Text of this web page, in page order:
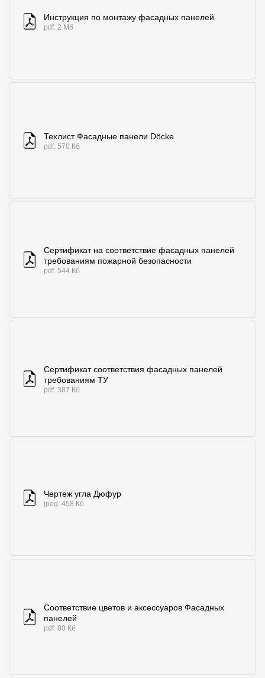
Адрес
Инструкция по монтажу фасадных панелей
pdf. 2 Мб
Техлист Фасадные панели Döcke
pdf. 570 Кб
Сертификат на соответствие фасадных панелей
требованиям пожарной безопасности
pdf. 544 Кб
Сертификат соответствия фасадных панелей
требованиям ТУ
pdf. 387 Кб
Чертеж угла Дюфур
jpeg. 458 Кб
Соответствие цветов и аксессуаров Фасадных
панелей
pdf. 80 Кб